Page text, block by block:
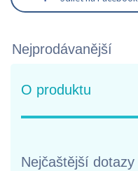
Nejprodávanější
O produktu
Nejčaštější dotazy